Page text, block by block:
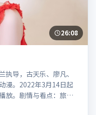
26:08
执导，古天乐、廖凡、
漫。2022年3月14日起
放。剧情与看点：旅程
浸式探险体验。本片适